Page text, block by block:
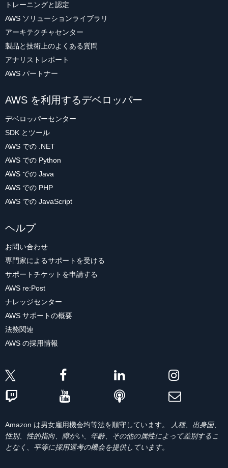
トレーニングと認定
AWS ソリューションライブラリ
アーキテクチャセンター
製品と技術上のよくある質問
アナリストレポート
AWS パートナー
AWS を利用するデベロッパー
デベロッパーセンター
SDK とツール
AWS での .NET
AWS での Python
AWS での Java
AWS での PHP
AWS での JavaScript
ヘルプ
お問い合わせ
専門家によるサポートを受ける
サポートチケットを申請する
AWS re:Post
ナレッジセンター
AWS サポートの概要
法務関連
AWS の採用情報
Amazon は男女雇用機会均等法を順守しています。
人種、出身国、
性別、性的指向、障がい、年齢、その他の属性によって差別するこ
となく、平等に採用選考の機会を提供しています。